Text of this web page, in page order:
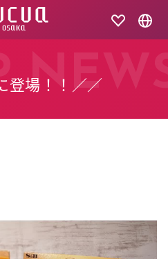
登場！！／／